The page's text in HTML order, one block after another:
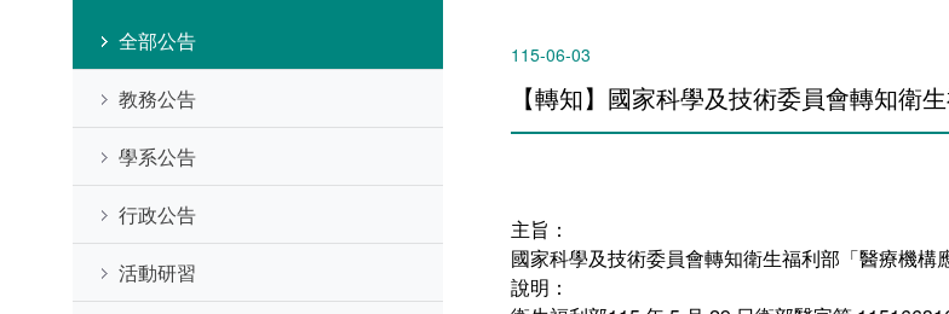
全部公告
教務公告
學系公告
行政公告
活動研習
115-06-03
【轉知】國家科學及技術委員會轉知衛
主旨：
國家科學及技術委員會轉知衛生福利部「醫療機構
說明：